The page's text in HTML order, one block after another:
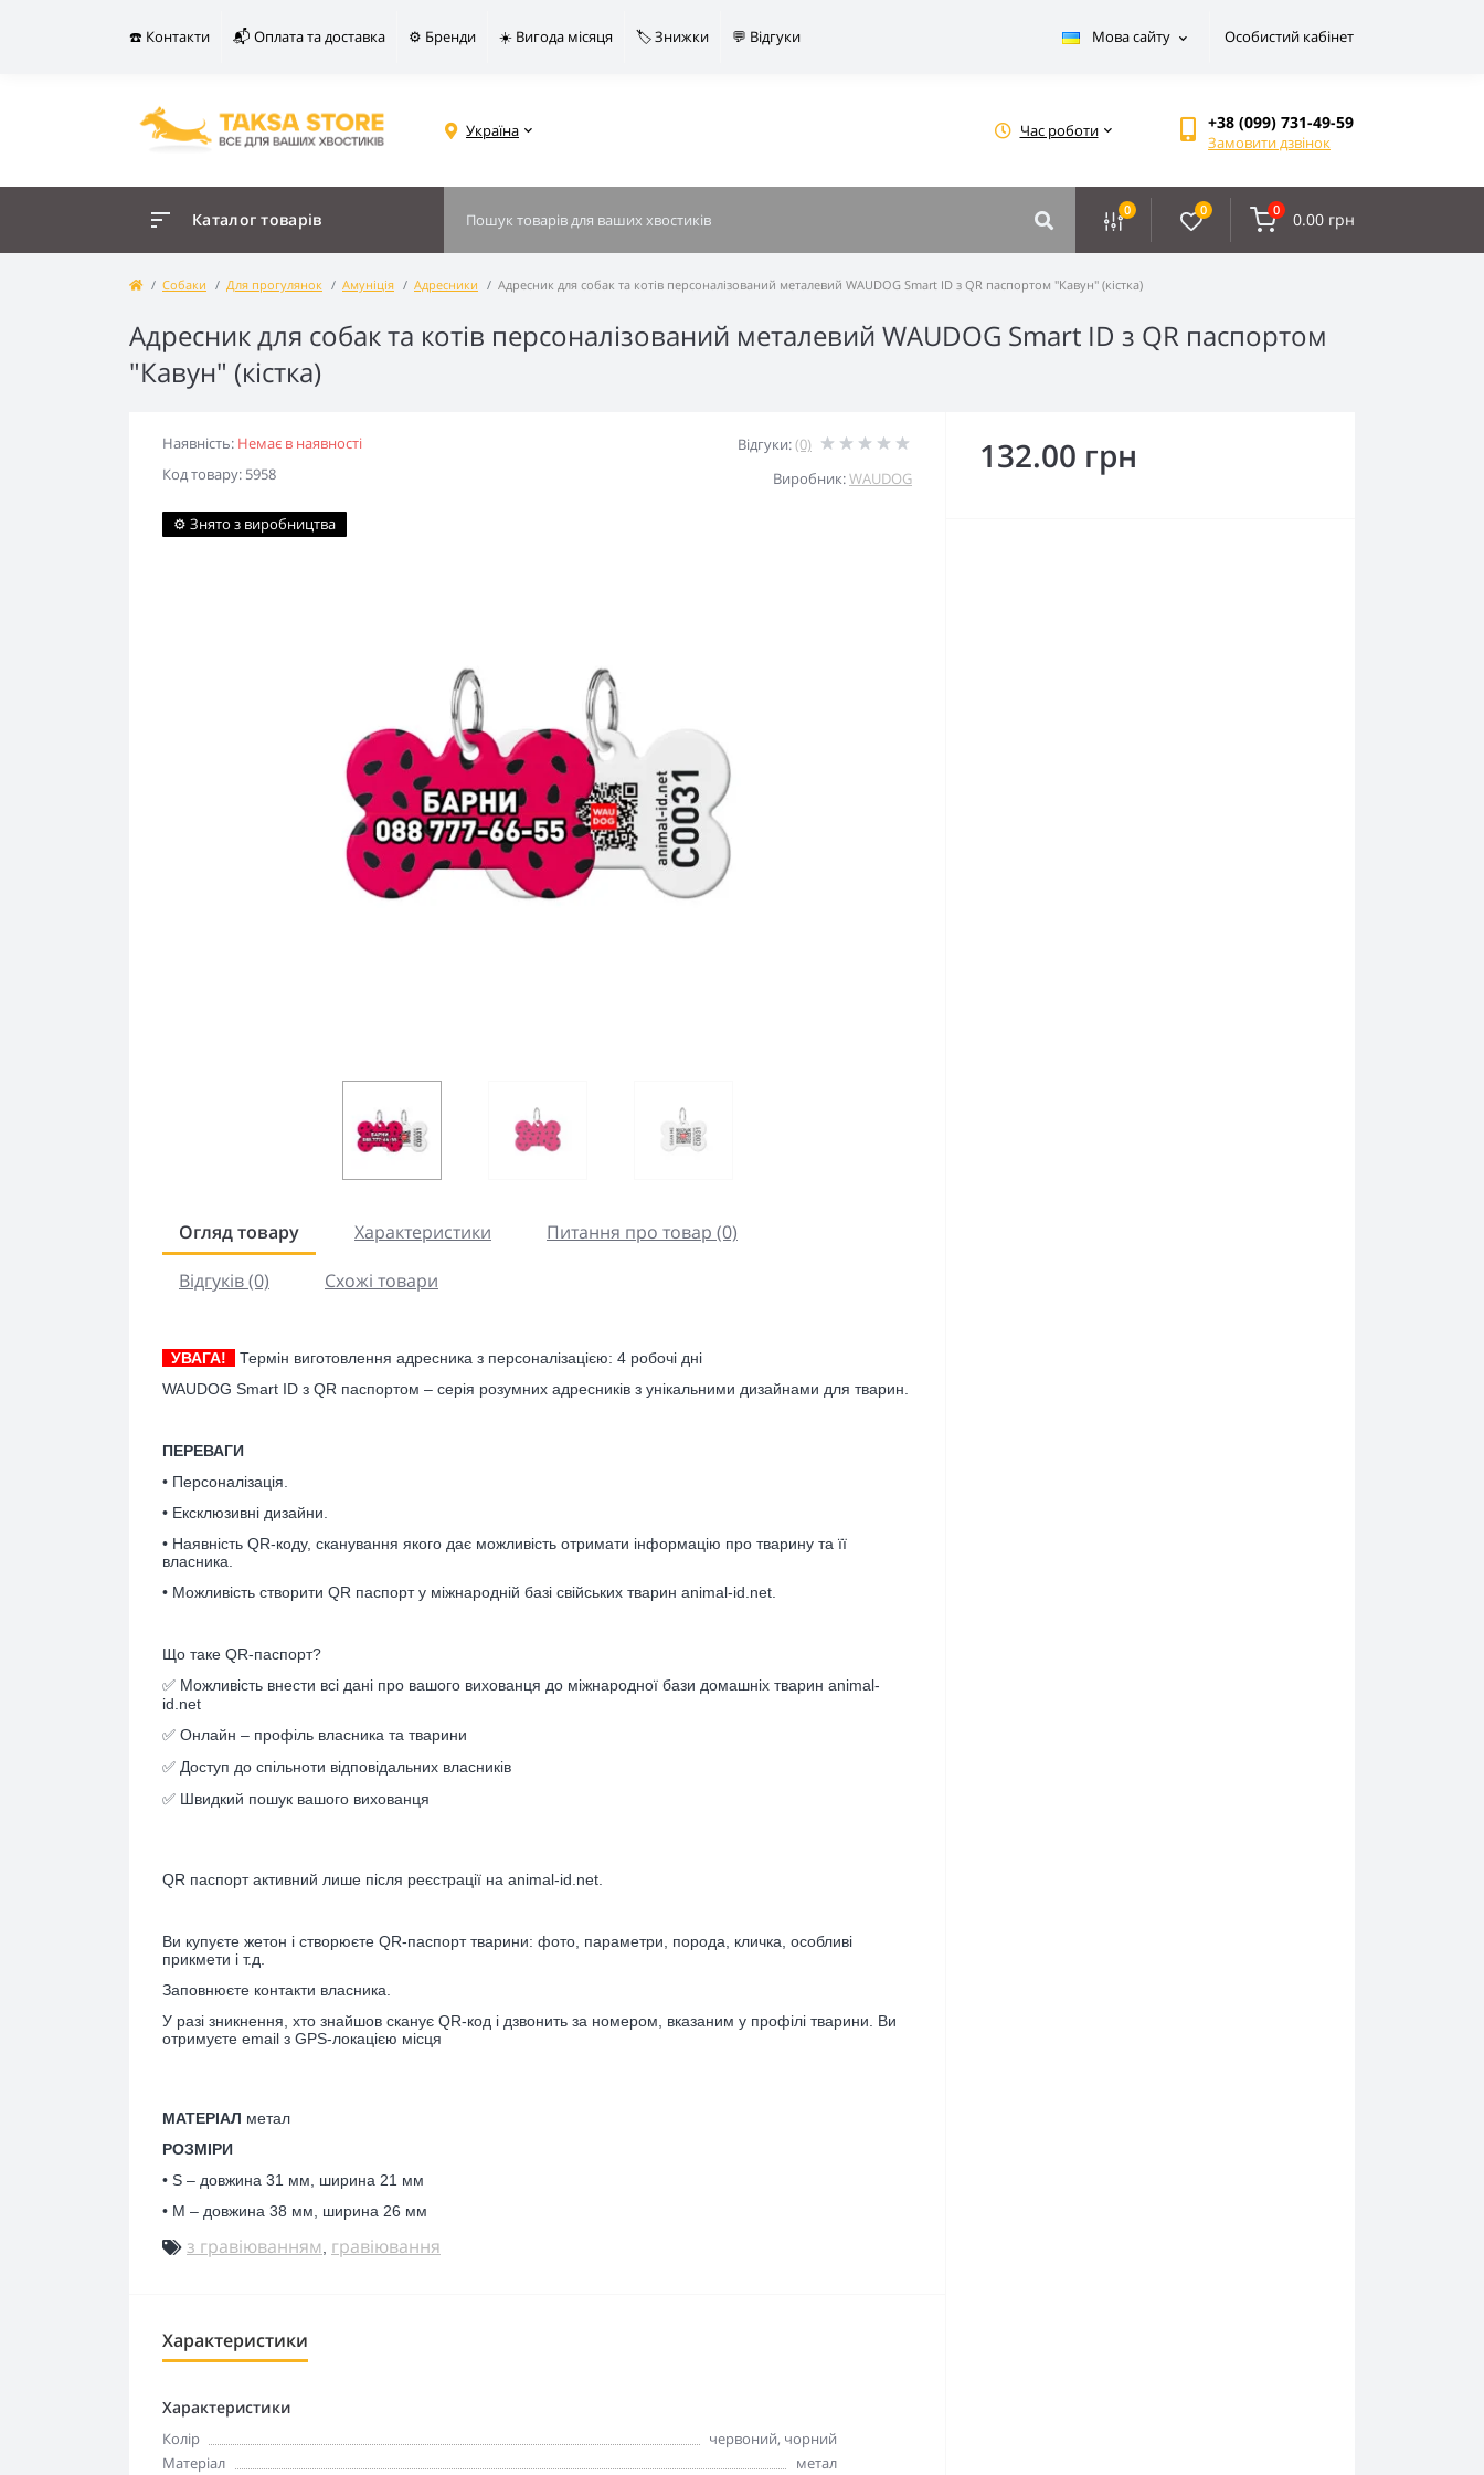
☎️ Контакти 📬 Оплата та доставка ⚙️ Бренди ☀️ Вигода місяця 🏷️ Знижки 💬 Відгуки Мова сайту Особистий кабінет
Україна Час роботи +38 (099) 731-49-59
Замовити дзвінок
Каталог товарів 0 0 0 0.00 грн
Собаки Для прогулянок Амуніція Адресники Адресник для собак та котів персоналізований металевий WAUDOG Smart ID з QR паспортом "Кавун" (кістка)
Адресник для собак та котів персоналізований металевий WAUDOG Smart ID з QR паспортом
"Кавун" (кістка)
Наявність: Немає в наявності
Код товару: 5958
Відгуки:(0)
Виробник:WAUDOG
⚙️ Знято з виробництва
Огляд товару Характеристики
Питання про товар (0)
Відгуків (0)
Схожі товари
УВАГА!
Термін виготовлення адресника з персоналізацією: 4 робочі дні
WAUDOG Smart ID з QR паспортом – серія розумних адресників з унікальними дизайнами для тварин.
ПЕРЕВАГИ
• Персоналізація.
• Ексклюзивні дизайни.
• Наявність QR-коду, сканування якого дає можливість отримати інформацію про тварину та її
власника.
• Можливість створити QR паспорт у міжнародній базі свійських тварин animal-id.net.
Що таке QR-паспорт?
✅ Можливість внести всі дані про вашого вихованця до міжнародної бази домашніх тварин animal-
id.net
✅ Онлайн – профіль власника та тварини
✅ Доступ до спільноти відповідальних власників
✅ Швидкий пошук вашого вихованця
QR паспорт активний лише після реєстрації на animal-id.net.
Ви купуєте жетон і створюєте QR-паспорт тварини: фото, параметри, порода, кличка, особливі
прикмети і т.д.
Заповнюєте контакти власника.
У разі зникнення, хто знайшов сканує QR-код і дзвонить за номером, вказаним у профілі тварини. Ви
отримуєте email з GPS-локацією місця
МАТЕРІАЛ метал
РОЗМІРИ
• S – довжина 31 мм, ширина 21 мм
• M – довжина 38 мм, ширина 26 мм
з гравіюванням гравіювання
Характеристики
Характеристики
Колір
червоний, чорний
Матеріал
метал
132.00 грн